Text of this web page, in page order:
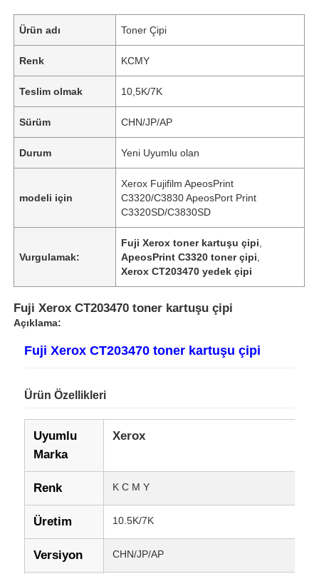
Ürün adı Toner Çipi
Renk KCMY
Teslim olmak 10,5K/7K
Sürüm CHN/JP/AP
Durum Yeni Uyumlu olan
modeli için
Xerox Fujifilm ApeosPrint
C3320/C3830 ApeosPort Print
C3320SD/C3830SD
Vurgulamak:
Fuji Xerox toner kartuşu çipi
ApeosPrint C3320 toner çipi
Xerox CT203470 yedek çipi
Fuji Xerox CT203470 toner kartuşu çipi
Açıklama:
Fuji Xerox CT203470 toner kartuşu çipi
Ürün Özellikleri
Uyumlu
Marka
Xerox
Renk K C M Y
Üretim 10.5K/7K
Versiyon CHN/JP/AP